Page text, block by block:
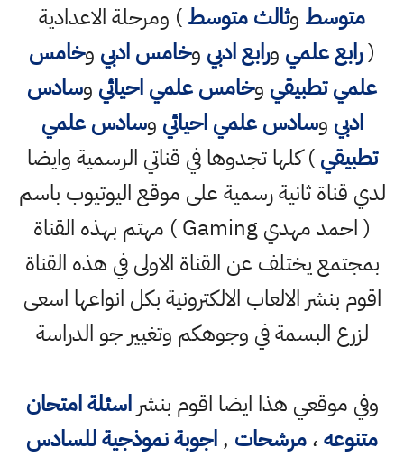
متوسط وثالث متوسط) ومرحلة الاعدادية
(رابع علمي ورابع ادبي وخامس ادبي وخامس
علمي تطبيقي وخامس علمي احيائي وسادس
ادبي وسادس علمي احيائي وسادس علمي
تطبيقي) كلها تجدوها في قناتي الرسمية وايضا
لدي قناة ثانية رسمية على موقع اليوتيوب باسم
( احمد مهدي Gaming ) مهتم بهذه القناة
بمجتمع يختلف عن القناة الاولى في هذه القناة
اقوم بنشر الالعاب الالكترونية بكل انواعها اسعى
لزرع البسمة في وجوهكم وتغيير جو الدراسة
وفي موقعي هذا ايضا اقوم بنشراسئلة امتحان
متنوعه،مرشحات ,اجوبة نموذجية للسادس